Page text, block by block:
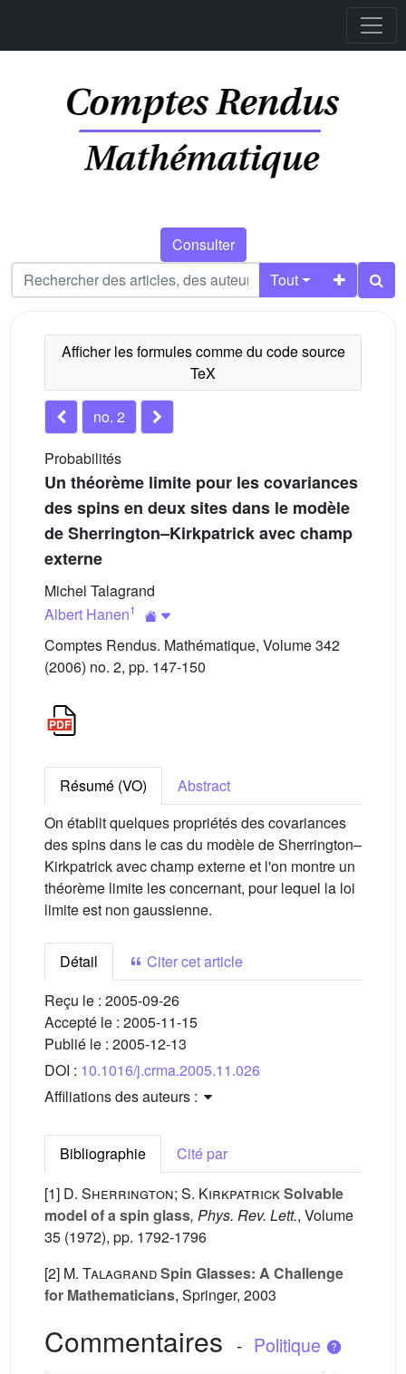
Consulter
Tout
no. 2
Probabilités
Un théorème limite pour les covariances
des spins en deux sites dans le modèle
de Sherrington–Kirkpatrick avec champ
externe
Michel Talagrand
Albert Hanen1
Comptes Rendus. Mathématique, Volume 342
(2006) no. 2, pp. 147-150
Résumé (VO)
Abstract
On établit quelques propriétés des covariances
des spins dans le cas du modèle de Sherrington–
Kirkpatrick avec champ externe et l'on montre un
théorème limite les concernant, pour lequel la loi
limite est non gaussienne.
Détail
Citer cet article
Reçu le : 2005-09-26
Accepté le : 2005-11-15
Publié le : 2005-12-13
DOI : 10.1016/j.crma.2005.11.026
Affiliations des auteurs :
Bibliographie
Cité par
[1] D. Sherrington; S. KirkpatrickSolvable
model of a spin glass, Phys. Rev. Lett., Volume
35 (1972), pp. 1792-1796
[2] M. TalagrandSpin Glasses: A Challenge
for Mathematicians, Springer, 2003
Commentaires - Politique